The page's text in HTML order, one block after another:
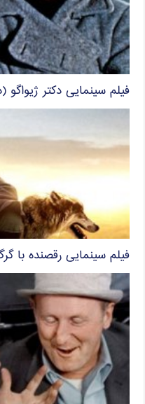
فیلم سینمایی دکتر ژیواگو
فیلم سینمایی رقصنده با